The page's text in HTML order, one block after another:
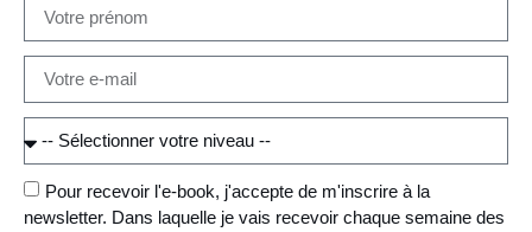
Pour recevoir l'e-book, j'accepte de m'inscrire à la
newsletter. Dans laquelle je vais recevoir chaque semaine des